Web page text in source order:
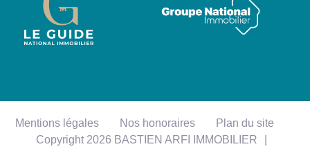
Mentions légales Nos honoraires
Plan du site
Copyright 2026 BASTIEN ARFI IMMOBILIER